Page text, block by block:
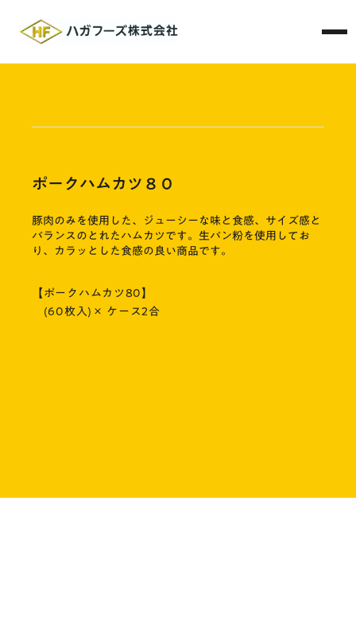
ポークハムカツ８０
豚肉のみを使用した、ジューシーな味と食感、サイズ感と
バランスのとれたハムカツです。生パン粉を使用してお
り、カラッとした食感の良い商品です。
【ポークハムカツ80】
(60枚入)× ケース2合